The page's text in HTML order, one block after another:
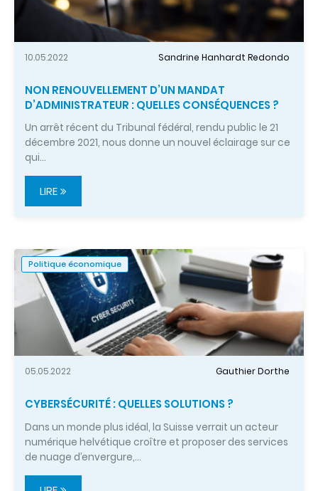
10.05.2022 Sandrine Hanhardt Redondo
NON RENOUVELLEMENT D’UN MANDAT
D’ADMINISTRATEUR : QUELLES CONSÉQUENCES ?
Un arrêt récent du Tribunal fédéral, rendu public le 21
décembre 2021, nous donne un nouvel éclairage sur ce
qui…
LIRE
Politique économique
05.05.2022 Gauthier Dorthe
CYBERSÉCURITÉ : QUELLES SOLUTIONS ?
Dans un monde plus idéal, la Suisse verrait un acteur
numérique helvétique croître et proposer des services
de nuage d’envergure,…